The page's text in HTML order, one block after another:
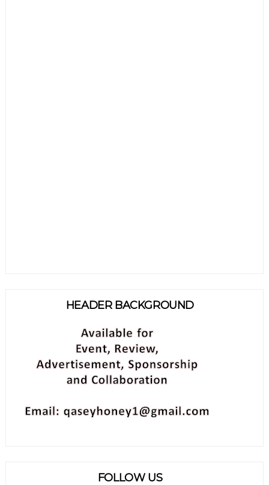
HEADER BACKGROUND
FOLLOW US